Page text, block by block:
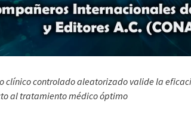
clínico controlado aleatorizado valide la
al tratamiento médico óptimo